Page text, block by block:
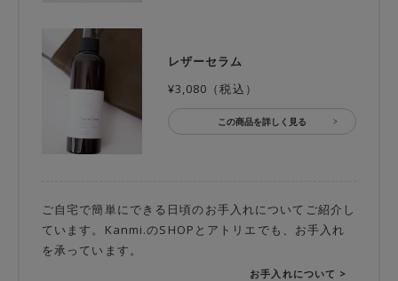
レザーセラム
¥3,080（税込）
この商品を詳しく見る
ご自宅で簡単にできる日頃のお手入れについてご紹介し
ています。Kanmi.のSHOPとアトリエでも、お手入れ
を承っています。
お手入れについて >